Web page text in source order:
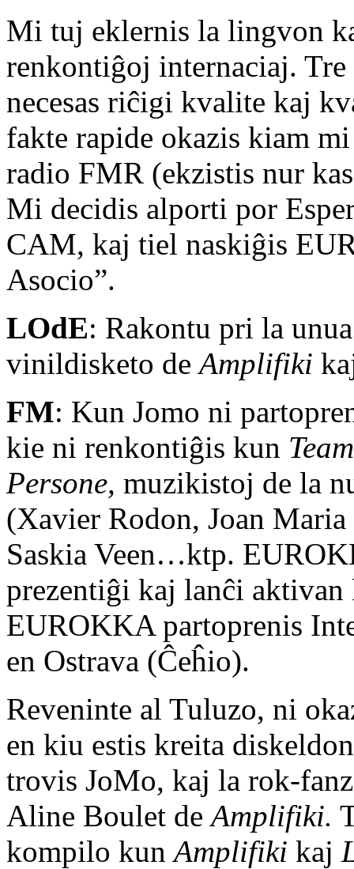
Mi tuj eklernis la lingvon
renkontiĝoj internaciaj.
necesas riĉigi kvalite kaj
fakte rapide okazis kiam
radio FMR (ekzistis nur
Mi decidis alporti por
CAM, kaj tiel naskiĝis
Asocio”.
LOdE: Rakontu pri la
vinildisketo deAmplifiki
FM: Kun Jomo ni
kie ni renkontiĝis kun
Persone, muzikistoj de la
(Xavier Rodon, Joan
Saskia Veen…ktp.
prezentiĝi kaj lanĉi
EUROKKA partoprenis
en Ostrava (Ĉeĥio).
Reveninte al Tuluzo, ni
en kiu estis kreita
trovis JoMo, kaj la rok-
Aline Boulet deAmplifiki.
kompilo kunAmplifiki kaj